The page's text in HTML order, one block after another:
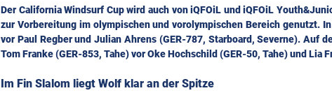
Der California Windsurf Cup wird auch von iQFOiL und iQFOiL
zur Vorbereitung im olympischen und vorolympischen Bereich genutzt.
vor Paul Regber und Julian Ahrens (GER-787, Starboard, Severne). Auf
Tom Franke (GER-853, Tahe) vor Oke Hochschild (GER-50, Tahe) und Lia
Im Fin Slalom liegt Wolf klar an der Spitze